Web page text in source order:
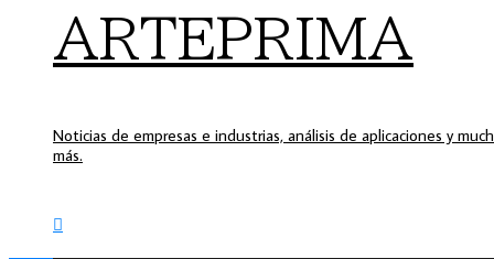
ARTEPRIMA
Noticias de empresas e industrias, análisis de aplicaciones y
más.